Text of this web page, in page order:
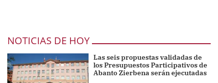
NOTICIAS DE HOY
Las seis propuestas validadas de
los Presupuestos Participativos de
Abanto Zierbena serán ejecutadas